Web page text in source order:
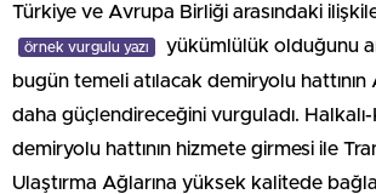
Türkiye ve Avrupa Birliği arasındaki
örnek vurgulu yazı
yükümlülük olduğunu
bugün temeli atılacak demiryolu hattının
daha güçlendireceğini vurguladı. Halkalı-
demiryolu hattının hizmete girmesi ile
Ulaştırma Ağlarına yüksek kalitede